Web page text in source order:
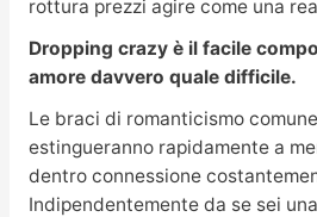
rottura prezzi agire come una
Dropping crazy è il facile
amore davvero quale difficile.
Le braci di romanticismo
estingueranno rapidamente a
dentro connessione
Indipendentemente da se sei